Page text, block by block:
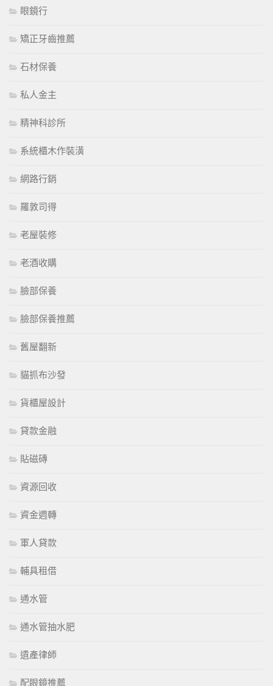
眼鏡行
矯正牙齒推薦
石材保養
私人金主
精神科診所
系統櫃木作裝潢
網路行銷
羅敦司得
老屋裝修
老酒收購
臉部保養
臉部保養推薦
舊屋翻新
貓抓布沙發
貨櫃屋設計
貸款金融
貼磁磚
資源回收
資金週轉
軍人貸款
輔具租借
通水管
通水管抽水肥
遺產律師
配眼鏡推薦